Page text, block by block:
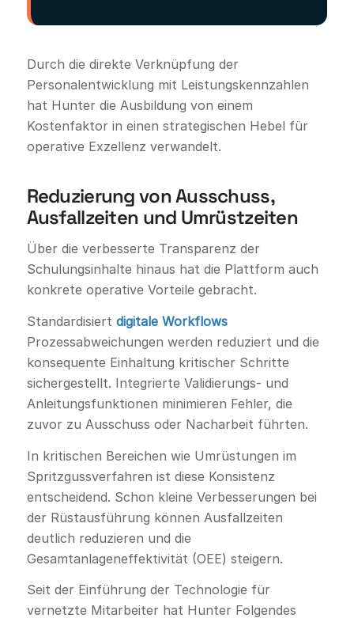
Durch die direkte Verknüpfung der
Personalentwicklung mit Leistungskennzahlen
hat Hunter die Ausbildung von einem
Kostenfaktor in einen strategischen Hebel für
operative Exzellenz verwandelt.
Reduzierung von Ausschuss,
Ausfallzeiten und Umrüstzeiten
Über die verbesserte Transparenz der
Schulungsinhalte hinaus hat die Plattform auch
konkrete operative Vorteile gebracht.
Standardisiert digitale Workflows
Prozessabweichungen werden reduziert und die
konsequente Einhaltung kritischer Schritte
sichergestellt. Integrierte Validierungs- und
Anleitungsfunktionen minimieren Fehler, die
zuvor zu Ausschuss oder Nacharbeit führten.
In kritischen Bereichen wie Umrüstungen im
Spritzgussverfahren ist diese Konsistenz
entscheidend. Schon kleine Verbesserungen bei
der Rüstausführung können Ausfallzeiten
deutlich reduzieren und die
Gesamtanlageneffektivität (OEE) steigern.
Seit der Einführung der Technologie für
vernetzte Mitarbeiter hat Hunter Folgendes